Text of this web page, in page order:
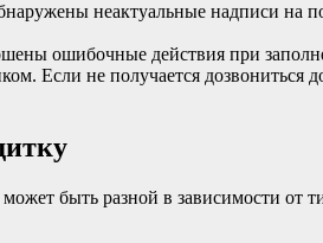
неактуальные надписи на
ошибочные действия при
Если не получается
быть разной в зависимости